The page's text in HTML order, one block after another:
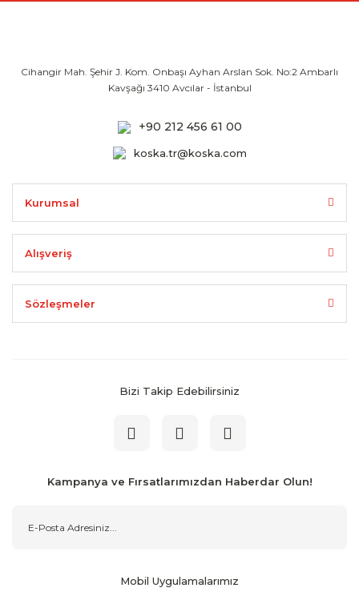
Cihangir Mah. Şehir J. Kom. Onbaşı Ayhan Arslan Sok. No:2 Ambarlı
Kavşağı 3410 Avcılar - İstanbul
+90 212 456 61 00
koska.tr@koska.com
Kurumsal
Alışveriş
Sözleşmeler
Bizi Takip Edebilirsiniz
Kampanya ve Fırsatlarımızdan Haberdar Olun!
Mobil Uygulamalarımız